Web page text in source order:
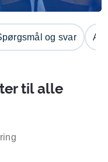
og svar
til alle